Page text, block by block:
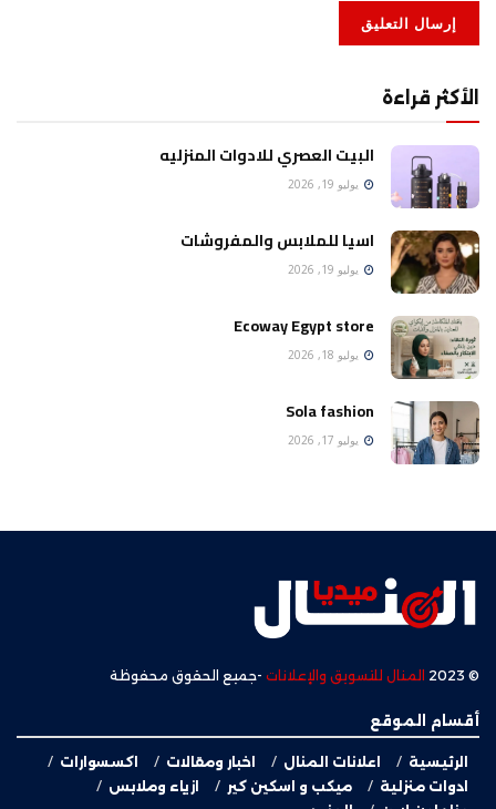
الأكثر قراءة
البيت العصري للادوات المنزليه
يوليو 19, 2026
اسيا للملابس والمفروشات
يوليو 19, 2026
Ecoway Egypt store
يوليو 18, 2026
Sola fashion
يوليو 17, 2026
© 2023 المنال للتسويق والإعلانات -جميع الحقوق محفوظة
أقسام الموقع
الرئيسية اعلانات المنال اخبار ومقالات
اكسسوارات
ادوات منزلية
ميكب و اسكين كير
ازياء وملابس